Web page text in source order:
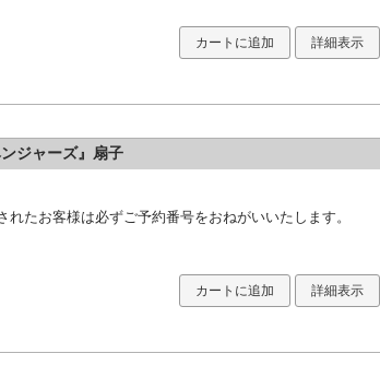
カートに追加 詳細表示
ジャーズ』扇子
れたお客様は必ずご予約番号をおねがいいたします。
カートに追加 詳細表示